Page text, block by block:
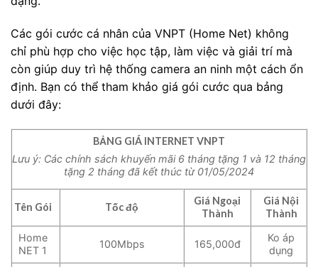
Các gói cước cá nhân của VNPT (Home Net) không
chỉ phù hợp cho việc học tập, làm việc và giải trí mà
còn giúp duy trì hệ thống camera an ninh một cách ổn
định. Bạn có thể tham khảo giá gói cước qua bảng
dưới đây:
BẢNG GIÁ INTERNET VNPT
Lưu ý: Các chính sách khuyến mãi 6 tháng tặng 1 và 12 tháng
tặng 2 tháng đã kết thúc từ 01/05/2024
Tên Gói Tốc độ
Giá Ngoại
Thành
Giá Nội
Thành
Home
NET 1
100Mbps 165,000đ
Ko áp
dụng